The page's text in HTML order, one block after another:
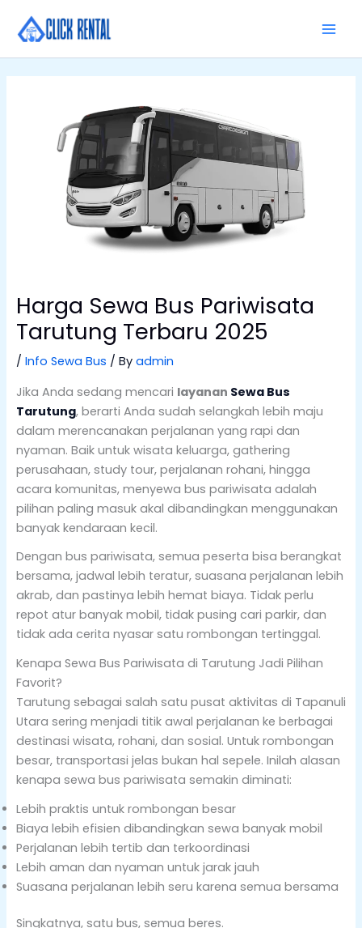
Harga Sewa Bus Pariwisata
Tarutung Terbaru 2025
/ Info Sewa Bus / By admin
Jika Anda sedang mencari layanan Sewa Bus
Tarutung, berarti Anda sudah selangkah lebih maju
dalam merencanakan perjalanan yang rapi dan
nyaman. Baik untuk wisata keluarga, gathering
perusahaan, study tour, perjalanan rohani, hingga
acara komunitas, menyewa bus pariwisata adalah
pilihan paling masuk akal dibandingkan menggunakan
banyak kendaraan kecil.
Dengan bus pariwisata, semua peserta bisa berangkat
bersama, jadwal lebih teratur, suasana perjalanan lebih
akrab, dan pastinya lebih hemat biaya. Tidak perlu
repot atur banyak mobil, tidak pusing cari parkir, dan
tidak ada cerita nyasar satu rombongan tertinggal.
Kenapa Sewa Bus Pariwisata di Tarutung Jadi Pilihan
Favorit?
Tarutung sebagai salah satu pusat aktivitas di Tapanuli
Utara sering menjadi titik awal perjalanan ke berbagai
destinasi wisata, rohani, dan sosial. Untuk rombongan
besar, transportasi jelas bukan hal sepele. Inilah alasan
kenapa sewa bus pariwisata semakin diminati:
Lebih praktis untuk rombongan besar
Biaya lebih efisien dibandingkan sewa banyak mobil
Perjalanan lebih tertib dan terkoordinasi
Lebih aman dan nyaman untuk jarak jauh
Suasana perjalanan lebih seru karena semua bersama
Singkatnya, satu bus, semua beres.